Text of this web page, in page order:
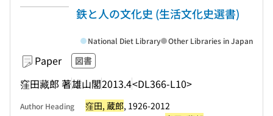
鉄と人の文化史 (生活文化史選書)
Paper 図書
窪田藏郎 著雄山閣2013.4<DL366-L10>
National Diet Library Other Libraries in Japan
Author Heading 窪田, 蔵郎, 1926-2012